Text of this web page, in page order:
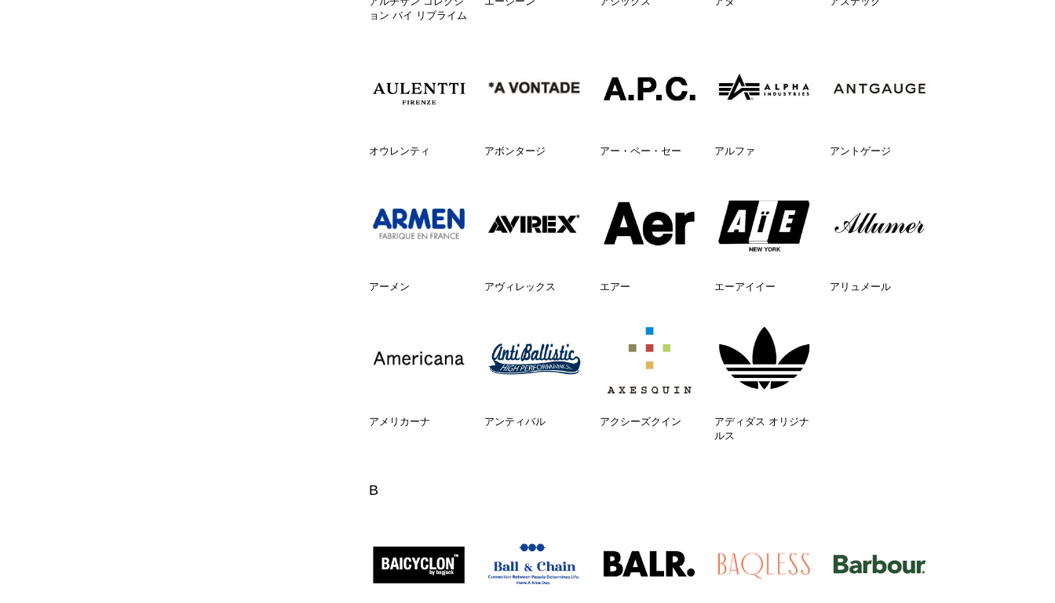
ョン バイ リプライム
オウレンティ アボンタージ アー・ペー・セー アルファ アントゲージ
アーメン アヴィレックス エアー エーアイイー アリュメール
アメリカーナ アンティバル アクシーズクイン
アディダス オリジナ
ルス
B